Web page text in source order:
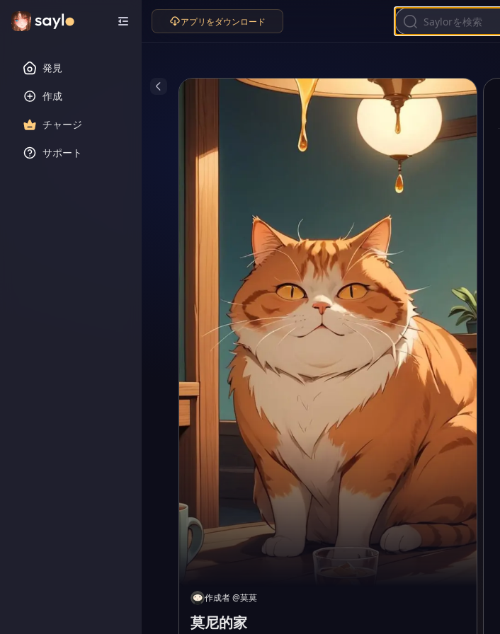
発見
作成
チャージ
サポート
アプリをダウンロード
作成者@莫莫
莫尼的家